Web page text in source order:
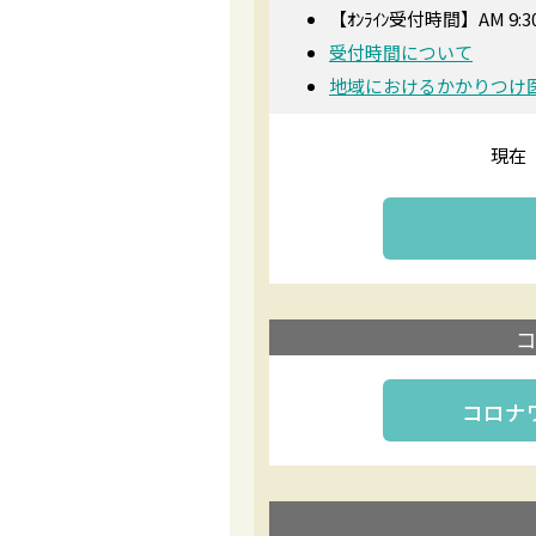
【ｵﾝﾗｲﾝ受付時間】AM
受付時間について
地域におけるかかりつけ
現在
コロナ